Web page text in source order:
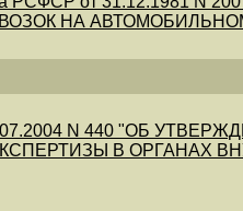
НА
N 440 "ОБ
В ОРГАНАХ